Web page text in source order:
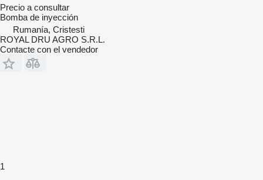
Precio a consultar
Bomba de inyección
Rumanía, Cristesti
ROYAL DRU AGRO S.R.L.
Contacte con el vendedor
1